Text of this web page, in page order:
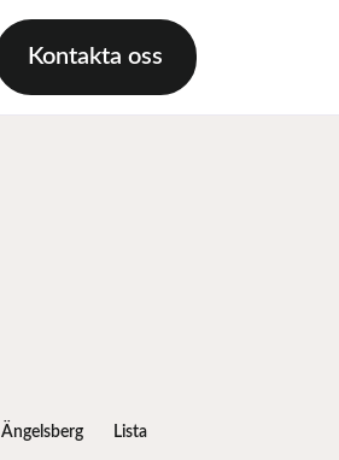
Kontakta oss
Ängelsberg Lista